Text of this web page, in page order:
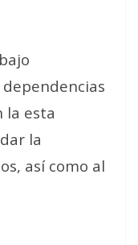
la esta
la
así como al